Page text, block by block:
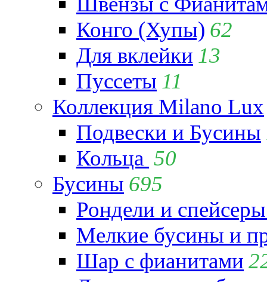
Конго (Хупы) 62
Для вклейки 13
Пуссеты 11
Коллекция Milano Lux
Подвески и Бусины
Кольца 50
Бусины 695
Рондели и
Мелкие бусины и
Шар с фианитами